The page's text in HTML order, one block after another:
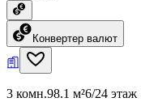
Конвертер валют
3 комн.98.1 м²6/24 этаж